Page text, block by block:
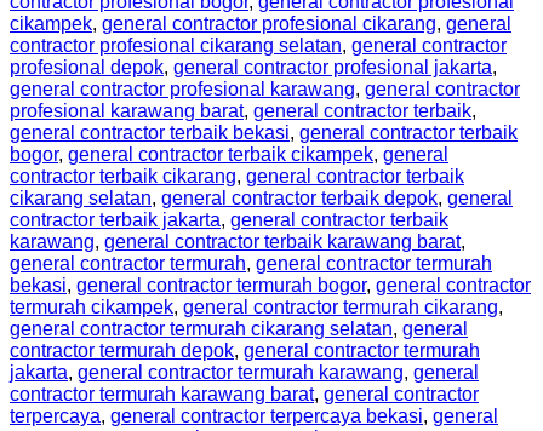
cikampek, general contractor profesional cikarang, general
contractor profesional cikarang selatan, general contractor
profesional depok, general contractor profesional jakarta,
general contractor profesional karawang, general contractor
profesional karawang barat, general contractor terbaik,
general contractor terbaik bekasi, general contractor terbaik
bogor, general contractor terbaik cikampek, general
contractor terbaik cikarang, general contractor terbaik
cikarang selatan, general contractor terbaik depok, general
contractor terbaik jakarta, general contractor terbaik
karawang, general contractor terbaik karawang barat,
general contractor termurah, general contractor termurah
bekasi, general contractor termurah bogor, general contractor
termurah cikampek, general contractor termurah cikarang,
general contractor termurah cikarang selatan, general
contractor termurah depok, general contractor termurah
jakarta, general contractor termurah karawang, general
contractor termurah karawang barat, general contractor
terpercaya, general contractor terpercaya bekasi, general